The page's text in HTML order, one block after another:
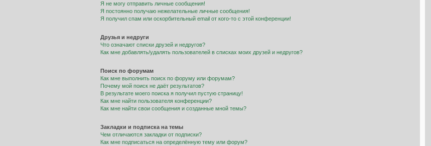
Я не могу отправить личные сообщения!
Я постоянно получаю нежелательные личные сообщения!
Я получил спам или оскорбительный email от кого-то с этой конференции!
Друзья и недруги
Что означают списки друзей и недругов?
Как мне добавлять/удалять пользователей в списках моих друзей и недругов?
Поиск по форумам
Как мне выполнить поиск по форуму или форумам?
Почему мой поиск не даёт результатов?
В результате моего поиска я получил пустую страницу!
Как мне найти пользователя конференции?
Как мне найти свои сообщения и созданные мной темы?
Закладки и подписка на темы
Чем отличаются закладки от подписки?
Как мне подписаться на определённую тему или форум?